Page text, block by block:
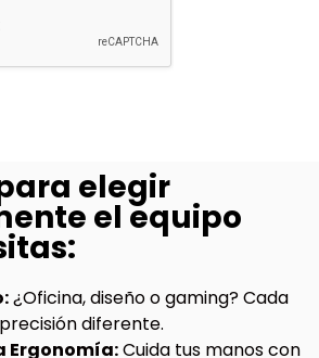
elegir
el equipo
¿Oficina, diseño o gaming? Cada
diferente.
Ergonomía:Cuida tus manos con